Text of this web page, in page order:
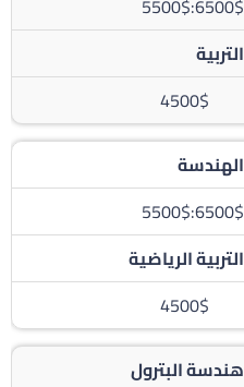
التربية
الهندسة
6500$:5500$
التربية الرياضية
هندسة البترول